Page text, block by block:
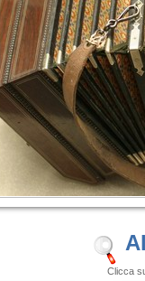
Clicca sulle